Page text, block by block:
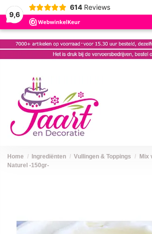
9,6
614 Reviews
Home Ingrediënten Vullingen & Toppings
Mix
Naturel -150gr-